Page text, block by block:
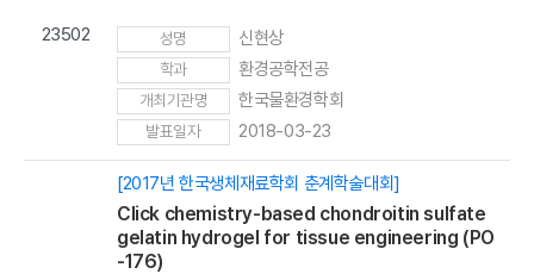
23502 성명 신현상
학과 환경공학전공
개최기관명 한국물환경학회
발표일자 2018-03-23
[2017년 한국생체재료학회 춘계학술대회]
Click chemistry-based chondroitin sulfate
gelatin hydrogel for tissue engineering (PO
-176)